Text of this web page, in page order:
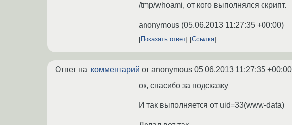
/tmp/whoami, от кого выполнялся скрипт.
anonymous (05.06.2013 11:27:35 +00:00)
Показать ответ Ссылка
Ответ на: комментарий от anonymous 05.06.2013 11:27:35 +00:00
ок, спасибо за подсказку
И так выполняется от uid=33(www-data)